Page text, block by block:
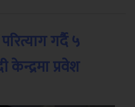
गर्दै ५
केन्द्रमा प्रवेश